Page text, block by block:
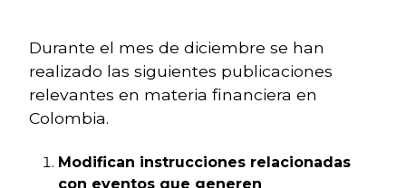
Durante el mes de diciembre se han
realizado las siguientes publicaciones
relevantes en materia financiera en
Colombia.
Modifican instrucciones relacionadas
con eventos que generen